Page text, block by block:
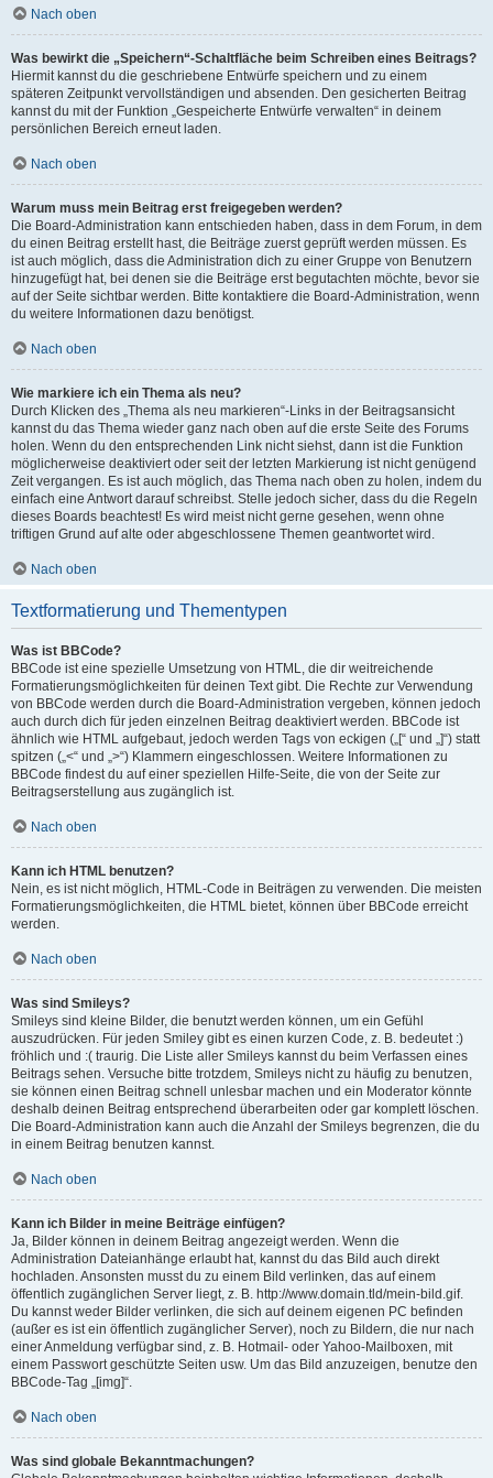
Nach oben
Was bewirkt die „Speichern“-Schaltfläche beim Schreiben eines Beitrags?
Hiermit kannst du die geschriebene Entwürfe speichern und zu einem
späteren Zeitpunkt vervollständigen und absenden. Den gesicherten Beitrag
kannst du mit der Funktion „Gespeicherte Entwürfe verwalten“ in deinem
persönlichen Bereich erneut laden.
Nach oben
Warum muss mein Beitrag erst freigegeben werden?
Die Board-Administration kann entschieden haben, dass in dem Forum, in dem
du einen Beitrag erstellt hast, die Beiträge zuerst geprüft werden müssen. Es
ist auch möglich, dass die Administration dich zu einer Gruppe von Benutzern
hinzugefügt hat, bei denen sie die Beiträge erst begutachten möchte, bevor sie
auf der Seite sichtbar werden. Bitte kontaktiere die Board-Administration, wenn
du weitere Informationen dazu benötigst.
Nach oben
Wie markiere ich ein Thema als neu?
Durch Klicken des „Thema als neu markieren“-Links in der Beitragsansicht
kannst du das Thema wieder ganz nach oben auf die erste Seite des Forums
holen. Wenn du den entsprechenden Link nicht siehst, dann ist die Funktion
möglicherweise deaktiviert oder seit der letzten Markierung ist nicht genügend
Zeit vergangen. Es ist auch möglich, das Thema nach oben zu holen, indem du
einfach eine Antwort darauf schreibst. Stelle jedoch sicher, dass du die Regeln
dieses Boards beachtest! Es wird meist nicht gerne gesehen, wenn ohne
triftigen Grund auf alte oder abgeschlossene Themen geantwortet wird.
Nach oben
Textformatierung und Thementypen
Was ist BBCode?
BBCode ist eine spezielle Umsetzung von HTML, die dir weitreichende
Formatierungsmöglichkeiten für deinen Text gibt. Die Rechte zur Verwendung
von BBCode werden durch die Board-Administration vergeben, können jedoch
auch durch dich für jeden einzelnen Beitrag deaktiviert werden. BBCode ist
ähnlich wie HTML aufgebaut, jedoch werden Tags von eckigen („[“ und „]“) statt
spitzen („<“ und „>“) Klammern eingeschlossen. Weitere Informationen zu
BBCode findest du auf einer speziellen Hilfe-Seite, die von der Seite zur
Beitragserstellung aus zugänglich ist.
Nach oben
Kann ich HTML benutzen?
Nein, es ist nicht möglich, HTML-Code in Beiträgen zu verwenden. Die meisten
Formatierungsmöglichkeiten, die HTML bietet, können über BBCode erreicht
werden.
Nach oben
Was sind Smileys?
Smileys sind kleine Bilder, die benutzt werden können, um ein Gefühl
auszudrücken. Für jeden Smiley gibt es einen kurzen Code, z. B. bedeutet :)
fröhlich und :( traurig. Die Liste aller Smileys kannst du beim Verfassen eines
Beitrags sehen. Versuche bitte trotzdem, Smileys nicht zu häufig zu benutzen,
sie können einen Beitrag schnell unlesbar machen und ein Moderator könnte
deshalb deinen Beitrag entsprechend überarbeiten oder gar komplett löschen.
Die Board-Administration kann auch die Anzahl der Smileys begrenzen, die du
in einem Beitrag benutzen kannst.
Nach oben
Kann ich Bilder in meine Beiträge einfügen?
Ja, Bilder können in deinem Beitrag angezeigt werden. Wenn die
Administration Dateianhänge erlaubt hat, kannst du das Bild auch direkt
hochladen. Ansonsten musst du zu einem Bild verlinken, das auf einem
öffentlich zugänglichen Server liegt, z. B. http://www.domain.tld/mein-bild.gif.
Du kannst weder Bilder verlinken, die sich auf deinem eigenen PC befinden
(außer es ist ein öffentlich zugänglicher Server), noch zu Bildern, die nur nach
einer Anmeldung verfügbar sind, z. B. Hotmail- oder Yahoo-Mailboxen, mit
einem Passwort geschützte Seiten usw. Um das Bild anzuzeigen, benutze den
BBCode-Tag „[img]“.
Nach oben
Was sind globale Bekanntmachungen?